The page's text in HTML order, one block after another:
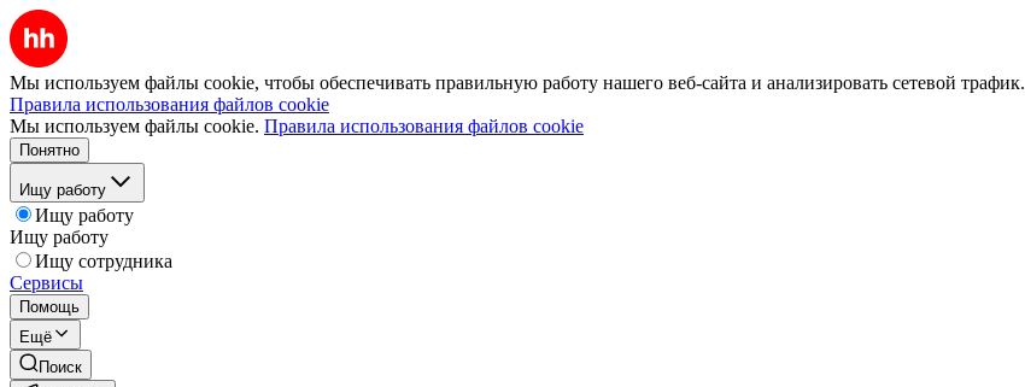
Мы используем файлы cookie, чтобы обеспечивать правильную работу нашего веб-сайта и анализировать сетевой трафик.
Правила использования файлов cookie
Мы используем файлы cookie. Правила использования файлов cookie
Понятно
Ищу работу
Ищу работу
Ищу работу
Ищу сотрудника
Сервисы
Помощь
Ещё
Поиск